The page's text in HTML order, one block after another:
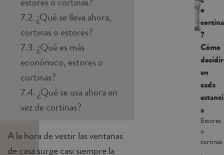
7.2.¿Qué se lleva ahora,
cortinas o estores?
7.3.¿Qué es más
económico, estores o
cortinas?
7.4.¿Qué se usa ahora en
vez de cortinas?
A la hora de vestir las ventanas
de casa surge casi siempre la
o
cortina
?
Cómo
decidir
en
cada
estanci
a
Estores
o
cortinas
: